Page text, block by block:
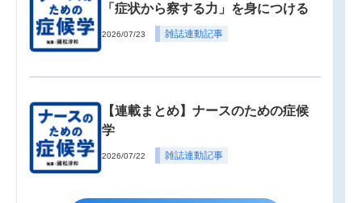
「症状から察する力」を身につける
2026/07/23 雑誌連動記事
【連載まとめ】ナースのための症候
学
2026/07/22 雑誌連動記事